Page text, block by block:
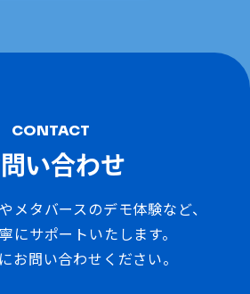
CONTACT
い合わせ
メタバースのデモ体験など、
にサポートいたします。
お問い合わせください。